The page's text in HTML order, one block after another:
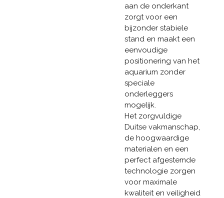
aan de onderkant
zorgt voor een
bijzonder stabiele
stand en maakt een
eenvoudige
positionering van het
aquarium zonder
speciale
onderleggers
mogelijk.
Het zorgvuldige
Duitse vakmanschap,
de hoogwaardige
materialen en een
perfect afgestemde
technologie zorgen
voor maximale
kwaliteit en veiligheid